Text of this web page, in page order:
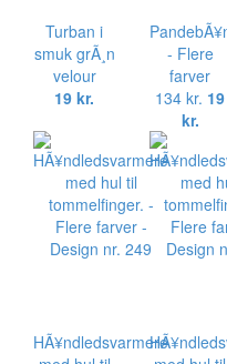
Turban i
smuk grÃ¸n
velour
19 kr.
- Flere
farver
134 kr. 19
kr.
HÃ¥ndledsvarmere